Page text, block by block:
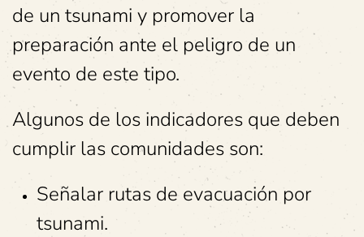
de un tsunami y promover la
preparación ante el peligro de un
evento de este tipo.
Algunos de los indicadores que deben
cumplir las comunidades son:
Señalar rutas de evacuación por
tsunami.